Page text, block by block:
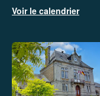
Voir le calendrier